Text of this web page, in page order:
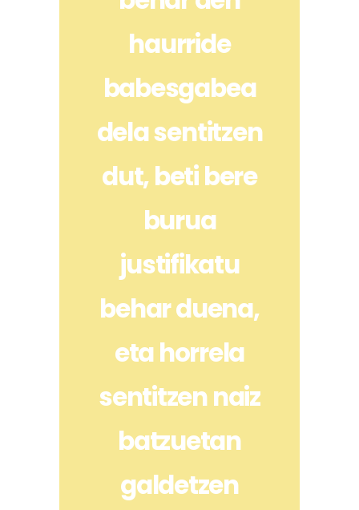
haurride
babesgabea
dela sentitzen
dut, beti bere
burua
justifikatu
behar duena,
eta horrela
sentitzen naiz
batzuetan
galdetzen